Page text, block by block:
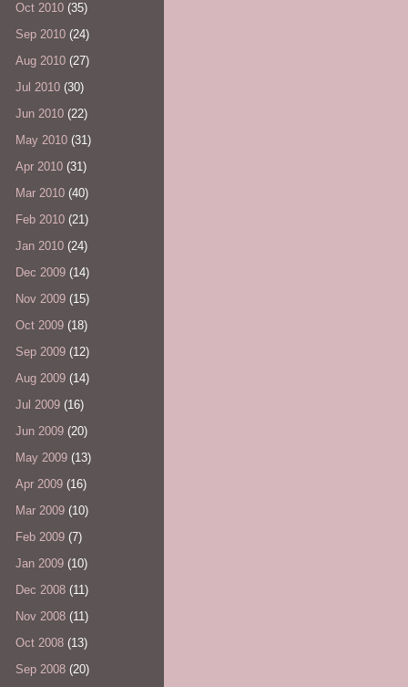
Oct 2010 (35)
Sep 2010 (24)
Aug 2010 (27)
Jul 2010 (30)
Jun 2010 (22)
May 2010 (31)
Apr 2010 (31)
Mar 2010 (40)
Feb 2010 (21)
Jan 2010 (24)
Dec 2009 (14)
Nov 2009 (15)
Oct 2009 (18)
Sep 2009 (12)
Aug 2009 (14)
Jul 2009 (16)
Jun 2009 (20)
May 2009 (13)
Apr 2009 (16)
Mar 2009 (10)
Feb 2009 (7)
Jan 2009 (10)
Dec 2008 (11)
Nov 2008 (11)
Oct 2008 (13)
Sep 2008 (20)